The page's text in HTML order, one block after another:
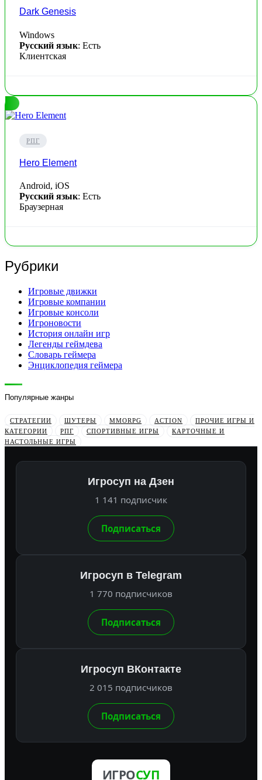
Dark Genesis
Windows
Русский язык: Есть
Клиентская
РПГ
Hero Element
Android, iOS
Русский язык: Есть
Браузерная
Рубрики
Игровые движки
Игровые компании
Игровые консоли
Игроновости
История онлайн игр
Легенды геймдева
Словарь геймера
Энциклопедия геймера
Популярные жанры
СТРАТЕГИИ ШУТЕРЫ MMORPG ACTION
ПРОЧИЕ ИГРЫ И
КАТЕГОРИИ
РПГ СПОРТИВНЫЕ ИГРЫ
КАРТОЧНЫЕ И
НАСТОЛЬНЫЕ ИГРЫ
Игросуп на Дзен
1 141 подписчик
Подписаться
Игросуп в Telegram
1 770 подписчиков
Подписаться
Игросуп ВКонтакте
2 015 подписчиков
Подписаться
ИГРОСУП